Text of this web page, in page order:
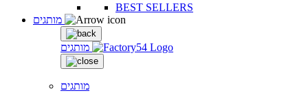
BEST SELLERS
מותגים
מותגים